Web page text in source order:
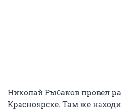
Николай Рыбаков провел
Красноярске. Там же